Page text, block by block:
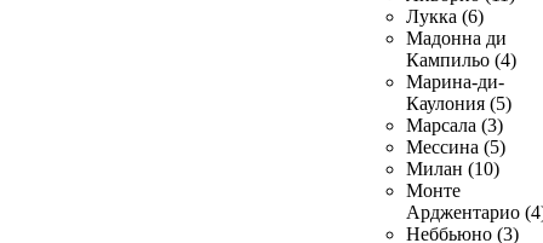
Лукка (6)
Мадонна ди
Кампильо (4)
Марина-ди-
Каулония (5)
Марсала (3)
Мессина (5)
Милан (10)
Монте
Арджентарио
Неббьюно (3)